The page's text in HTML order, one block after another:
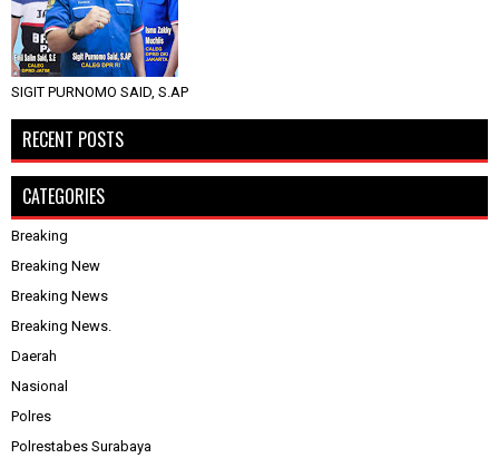
SIGIT PURNOMO SAID, S.AP
RECENT POSTS
CATEGORIES
Breaking
Breaking New
Breaking News
Breaking News.
Daerah
Nasional
Polres
Polrestabes Surabaya